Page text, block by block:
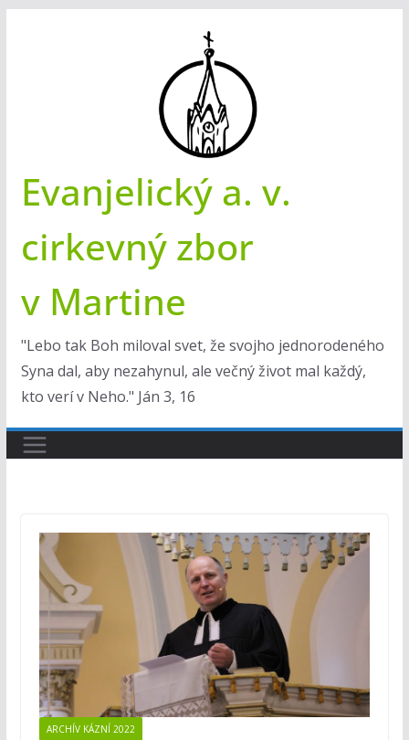
Evanjelický a. v.
cirkevný zbor
v Martine
"Lebo tak Boh miloval svet, že svojho jednorodeného
Syna dal, aby nezahynul, ale večný život mal každý,
kto verí v Neho." Ján 3, 16
ARCHÍV KÁZNÍ 2022